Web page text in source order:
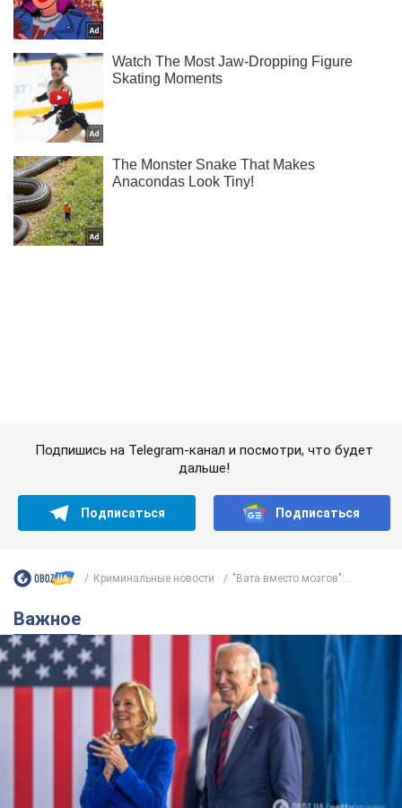
Важное
Супруга тяжелобольного Джо Байдена
назвала первый симптом, который
сигнализировал о его "агрессивном" раке
Сначала врачи не обратили на это должного внимания
10 годин тому 14,0 т.